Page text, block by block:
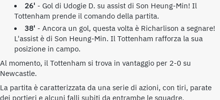
26' - Gol di Udogie D. su assist di Son Heung-Min! Il
Tottenham prende il comando della partita.
38' - Ancora un gol, questa volta è Richarlison a segnare!
L'assist è di Son Heung-Min. Il Tottenham rafforza la sua
posizione in campo.
Al momento, il Tottenham si trova in vantaggio per 2-0 su
Newcastle.
La partita è caratterizzata da una serie di azioni, con tiri, parate